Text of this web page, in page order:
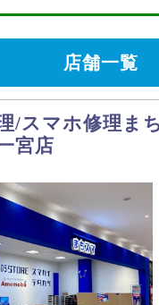
店舗一覧
/スマホ修理ま
宮店